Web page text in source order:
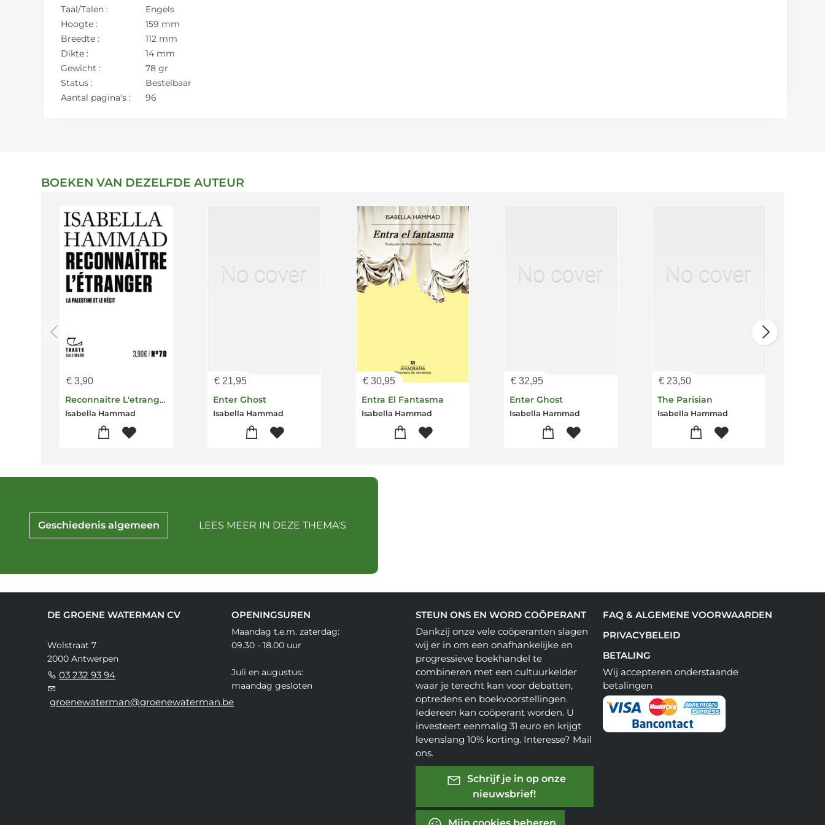
Taal/Talen :
Engels
Hoogte :
159 mm
Breedte :
112 mm
Dikte :
14 mm
Gewicht :
78 gr
Status :
Bestelbaar
Aantal pagina's :
96
BOEKEN VAN DEZELFDE AUTEUR
€ 3,90
Reconnaitre L'etranger : La Palestine Et Le Recit
Isabella Hammad
€ 21,95
Enter Ghost
Isabella Hammad
€30,95
Entra El Fantasma
Isabella Hammad
€32,95
Enter Ghost
Isabella Hammad
€ 23,50
The Parisian
Isabella Hammad
Geschiedenis algemeen LEES MEER IN DEZE THEMA'S
DE GROENE WATERMAN CV
Wolstraat 7
2000 Antwerpen
03 232 93 94
groenewaterman@groenewaterman.be
OPENINGSUREN
Maandag t.e.m. zaterdag:
09.30 - 18.00 uur
Juli en augustus:
maandag gesloten
STEUN ONS EN WORD COÖPERANT
Dankzij onze vele coöperanten slagen
wij er in om een onafhankelijke en
progressieve boekhandel te
combineren met een cultuurkelder
waar je terecht kan voor debatten,
optredens en boekvoorstellingen.
Iedereen kan coöperant worden. U
investeert eenmalig 31 euro en krijgt
levenslang 10% korting. Interesse? Mail
ons.
Schrijf je in op onze
nieuwsbrief!
FAQ & ALGEMENE VOORWAARDEN
PRIVACYBELEID
BETALING
Wij accepteren onderstaande
betalingen